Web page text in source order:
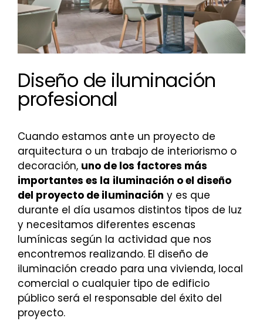
Diseño de iluminación
profesional
Cuando estamos ante un proyecto de
arquitectura o un trabajo de interiorismo o
decoración, uno de los factores más
importantes es la iluminación o el diseño
del proyecto de iluminación y es que
durante el día usamos distintos tipos de luz
y necesitamos diferentes escenas
lumínicas según la actividad que nos
encontremos realizando. El diseño de
iluminación creado para una vivienda, local
comercial o cualquier tipo de edificio
público será el responsable del éxito del
proyecto.